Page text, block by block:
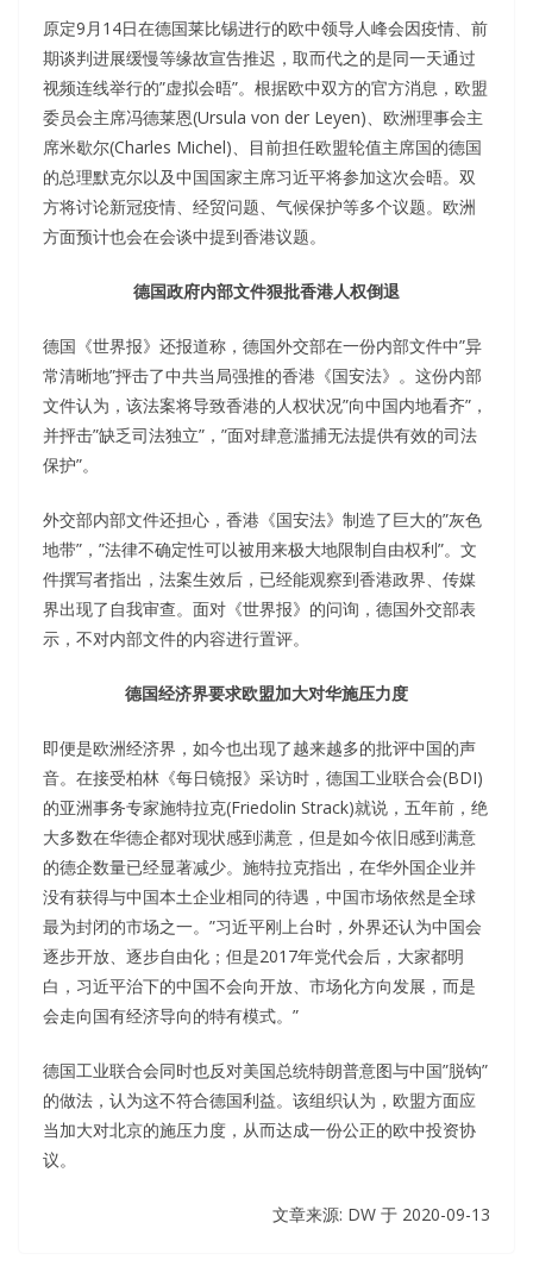
原定9月14日在德国莱比锡进行的欧中领导人峰会因疫情、前
期谈判进展缓慢等缘故宣告推迟，取而代之的是同一天通过
视频连线举行的”虚拟会晤”。根据欧中双方的官方消息，欧盟
委员会主席冯德莱恩(Ursula von der Leyen)、欧洲理事会主
席米歇尔(Charles Michel)、目前担任欧盟轮值主席国的德国
的总理默克尔以及中国国家主席习近平将参加这次会晤。双
方将讨论新冠疫情、经贸问题、气候保护等多个议题。欧洲
方面预计也会在会谈中提到香港议题。
德国政府内部文件狠批香港人权倒退
德国《世界报》还报道称，德国外交部在一份内部文件中”异
常清晰地”抨击了中共当局强推的香港《国安法》。这份内部
文件认为，该法案将导致香港的人权状况”向中国内地看齐”，
并抨击”缺乏司法独立”，”面对肆意滥捕无法提供有效的司法
保护”。
外交部内部文件还担心，香港《国安法》制造了巨大的”灰色
地带”，”法律不确定性可以被用来极大地限制自由权利”。文
件撰写者指出，法案生效后，已经能观察到香港政界、传媒
界出现了自我审查。面对《世界报》的问询，德国外交部表
示，不对内部文件的内容进行置评。
德国经济界要求欧盟加大对华施压力度
即便是欧洲经济界，如今也出现了越来越多的批评中国的声
音。在接受柏林《每日镜报》采访时，德国工业联合会(BDI)
的亚洲事务专家施特拉克(Friedolin Strack)就说，五年前，绝
大多数在华德企都对现状感到满意，但是如今依旧感到满意
的德企数量已经显著减少。施特拉克指出，在华外国企业并
没有获得与中国本土企业相同的待遇，中国市场依然是全球
最为封闭的市场之一。”习近平刚上台时，外界还认为中国会
逐步开放、逐步自由化；但是2017年党代会后，大家都明
白，习近平治下的中国不会向开放、市场化方向发展，而是
会走向国有经济导向的特有模式。”
德国工业联合会同时也反对美国总统特朗普意图与中国”脱钩”
的做法，认为这不符合德国利益。该组织认为，欧盟方面应
当加大对北京的施压力度，从而达成一份公正的欧中投资协
议。
文章来源: DW 于 2020-09-13